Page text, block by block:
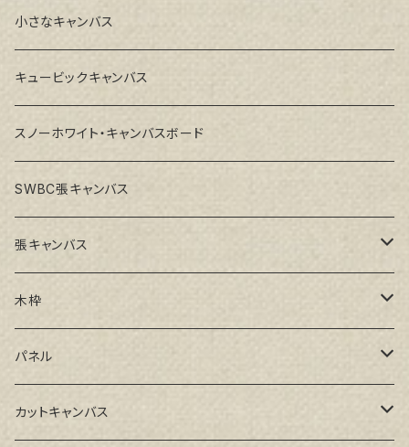
小さなキャンバス
キュービックキャンバス
スノーホワイト・キャンバスボード
SWBC張キャンバス
張キャンバス
GAERA F(中細目)
GAERA BA(中荒目)
GAERA GLC(中目)
木枠
ルーブル米杉木枠
Paulo木枠
パネル
ラワンパネル
カットキャンバス